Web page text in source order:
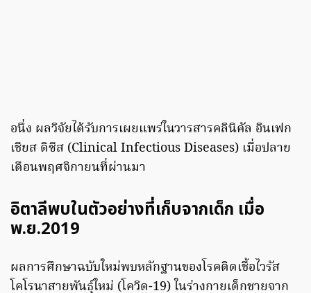
อนึ่ง ผลวิจัยได้รับการเผยแพร่ในวารสารคลินิคัล อินเฟก
เชียส ดิซีส (Clinical Infectious Diseases) เมื่อปลาย
เดือนพฤศจิกายนที่ผ่านมา
อิตาลีพบในตัวอย่างที่เก็บจากเด็ก เมื่อ
พ.ย.2019
ผลการศึกษาฉบับใหม่พบหลักฐานของโรคติดเชื้อไวรัส
โคโรนาสายพันธุ์ใหม่ (โควิด-19) ในร่างกายเด็กชายจาก